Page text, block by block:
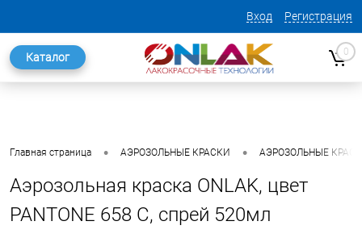
Вход Регистрация
Каталог 0
Главная страница • АЭРОЗОЛЬНЫЕ КРАСКИ • АЭРОЗОЛЬНЫЕ КРАСКИ
Аэрозольная краска ONLAK, цвет
PANTONE 658 C, спрей 520мл